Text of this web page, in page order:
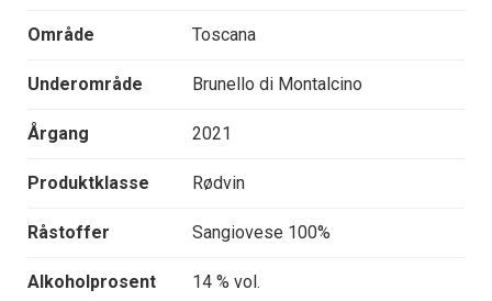
Område Toscana
Underområde Brunello di Montalcino
Årgang 2021
Produktklasse Rødvin
Råstoffer Sangiovese 100%
Alkoholprosent 14 % vol.